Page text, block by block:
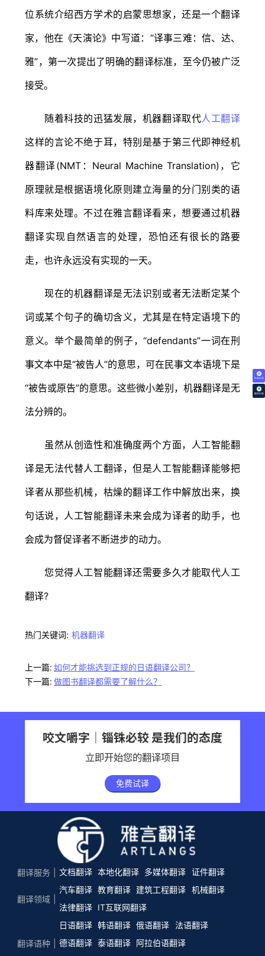
免费试译
翻译价格
位系统介绍西方学术的启蒙思想家，还是一个翻译
家，他在《天演论》中写道：“译事三难：信、达、
雅”，第一次提出了明确的翻译标准，至今仍被广泛
接受。
随着科技的迅猛发展，机器翻译取代人工翻译
这样的言论不绝于耳，特别是基于第三代即神经机
器翻译(NMT：Neural Machine Translation)，它
原理就是根据语境化原则建立海量的分门别类的语
料库来处理。不过在雅言翻译看来，想要通过机器
翻译实现自然语言的处理，恐怕还有很长的路要
走，也许永远没有实现的一天。
现在的机器翻译是无法识别或者无法断定某个
词或某个句子的确切含义，尤其是在特定语境下的
意义。举个最简单的例子，“defendants”一词在刑
事文本中是“被告人”的意思，可在民事文本语境下是
“被告或原告”的意思。这些微小差别，机器翻译是无
法分辨的。
虽然从创造性和准确度两个方面，人工智能翻
译是无法代替人工翻译，但是人工智能翻译能够把
译者从那些机械，枯燥的翻译工作中解放出来，换
句话说，人工智能翻译未来会成为译者的助手，也
会成为督促译者不断进步的动力。
您觉得人工智能翻译还需要多久才能取代人工
翻译?
热门关键词: 机器翻译
上一篇: 如何才能挑选到正规的日语翻译公司？
下一篇: 做图书翻译都需要了解什么？
咬文嚼字｜锱铢必较 是我们的态度
立即开始您的翻译项目
免费试译
翻译服务 文档翻译 本地化翻译 多媒体翻译 证件翻译
翻译领域
汽车翻译 教育翻译 建筑工程翻译 机械翻译
法律翻译
IT互联网翻译
翻译语种
日语翻译 韩语翻译 俄语翻译
法语翻译
德语翻译 泰语翻译 阿拉伯语翻译